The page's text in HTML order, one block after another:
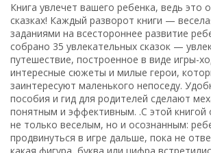
Книга увлечет вашего ребенка, ведь это
сказках! Каждый разворот книги —
заданиями на всестороннее развитие
собрано 35 увлекательных сказок —
путешествие, построенное в виде игры-
интересные сюжеты и милые герои,
заинтересуют маленького непоседу.
пособия и гид для родителей сделают
понятным и эффективным. .С этой книгой
не только веселым, но и осознанным:
продвинуться в игре дальше, пока не